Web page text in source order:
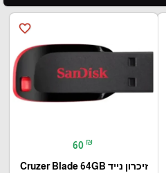
favorite_border
60 ₪
זיכרון נייד Cruzer Blade 64GB